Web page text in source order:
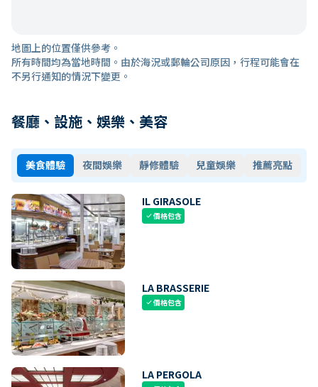
地圖上的位置僅供參考。
所有時間均為當地時間。由於海況或郵輪公司原因，行程可能會在
不另行通知的情況下變更。
餐廳、設施、娛樂、美容
美食體驗 夜間娛樂 靜修體驗 兒童娛樂 推薦亮點
IL GIRASOLE
check價格包含
LA BRASSERIE
check價格包含
LA PERGOLA